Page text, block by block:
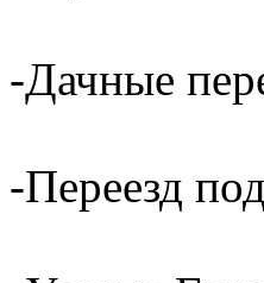
-Дачные
-Переезд